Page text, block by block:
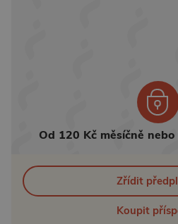
Od 120 Kč měsíčně
Zřídit
Koupit